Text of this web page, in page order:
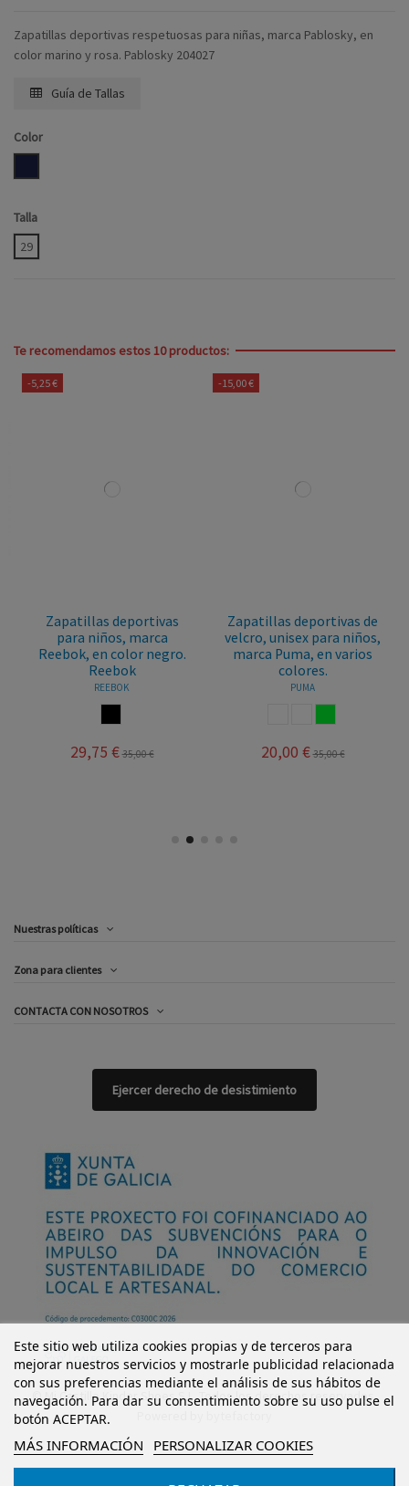
Zapatillas deportivas respetuosas para niñas, marca Pablosky, en
color marino y rosa. Pablosky 204027
Guía de Tallas
Color
Talla
29
Te recomendamos estos 10 productos:
-5,25 €
Zapatillas deportivas
para niños, marca
Reebok, en color negro.
Reebok
REEBOK
29,75 € 35,00 €
-15,00 €
Zapatillas deportivas de
velcro, unisex para niños,
marca Puma, en varios
colores.
PUMA
20,00 € 35,00 €
Nuestras políticas
Zona para clientes
CONTACTA CON NOSOTROS
Este sitio web utiliza cookies propias y de terceros para
mejorar nuestros servicios y mostrarle publicidad relacionada
con sus preferencias mediante el análisis de sus hábitos de
navegación. Para dar su consentimiento sobre su uso pulse el
botón ACEPTAR.
MÁS INFORMACIÓN PERSONALIZAR COOKIES
Ejercer derecho de desistimiento
© Mi Castillo Kinder Shoes S.L. Todos los derechos reservados.